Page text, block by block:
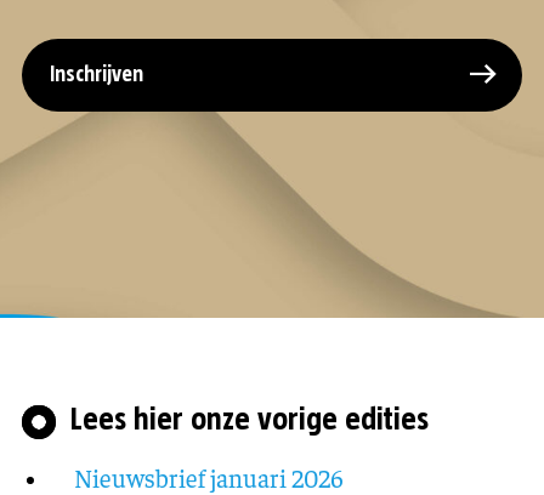
Inschrijven
Lees hier onze vorige edities
Nieuwsbrief januari 2026